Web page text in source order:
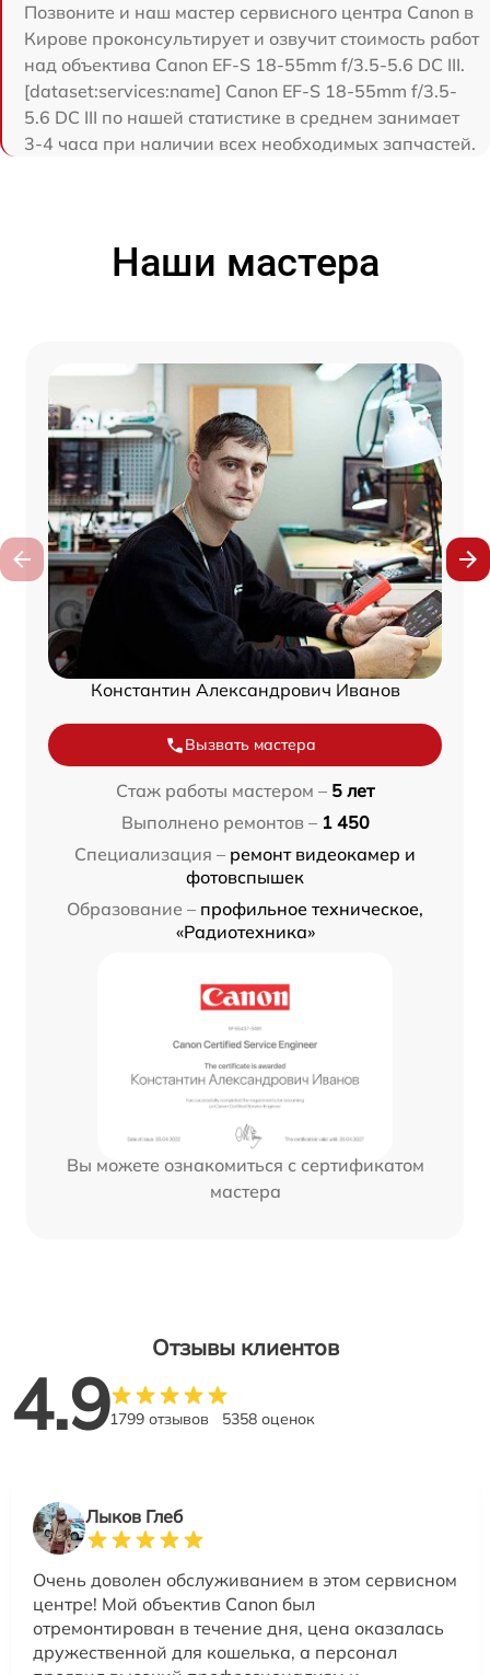
Позвоните и наш мастер сервисного центра Canon в
Кирове проконсультирует и озвучит стоимость работ
над объектива Canon EF-S 18-55mm f/3.5-5.6 DC III.
[dataset:services:name] Canon EF-S 18-55mm f/3.5-
5.6 DC III по нашей статистике в среднем занимает
3-4 часа при наличии всех необходимых запчастей.
Наши мастера
Константин Александрович Иванов
Вызвать мастера
Стаж работы мастером – 5 лет
Выполнено ремонтов – 1 450
Специализация – ремонт видеокамер и
фотовспышек
Образование – профильное техническое,
«Радиотехника»
Вы можете ознакомиться с сертификатом
мастера
Отзывы клиентов
4.91799 отзывов 5358 оценок
Лыков Глеб
Очень доволен обслуживанием в этом сервисном
центре! Мой объектив Canon был
отремонтирован в течение дня, цена оказалась
дружественной для кошелька, а персонал